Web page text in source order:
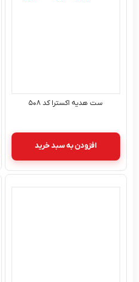
ست هدیه اکسترا کد ۵۰۸
افزودن به سبد خرید